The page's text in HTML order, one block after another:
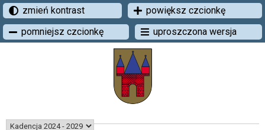
zmień kontrast
powiększ czcionkę
pomniejsz czcionkę
uproszczona wersja